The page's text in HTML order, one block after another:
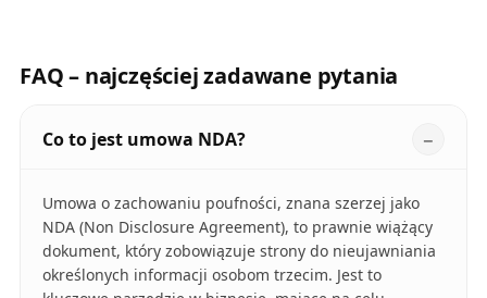
FAQ – najczęściej zadawane pytania
Co to jest umowa NDA?
Umowa o zachowaniu poufności, znana szerzej jako
NDA (Non Disclosure Agreement), to prawnie wiążący
dokument, który zobowiązuje strony do nieujawniania
określonych informacji osobom trzecim. Jest to